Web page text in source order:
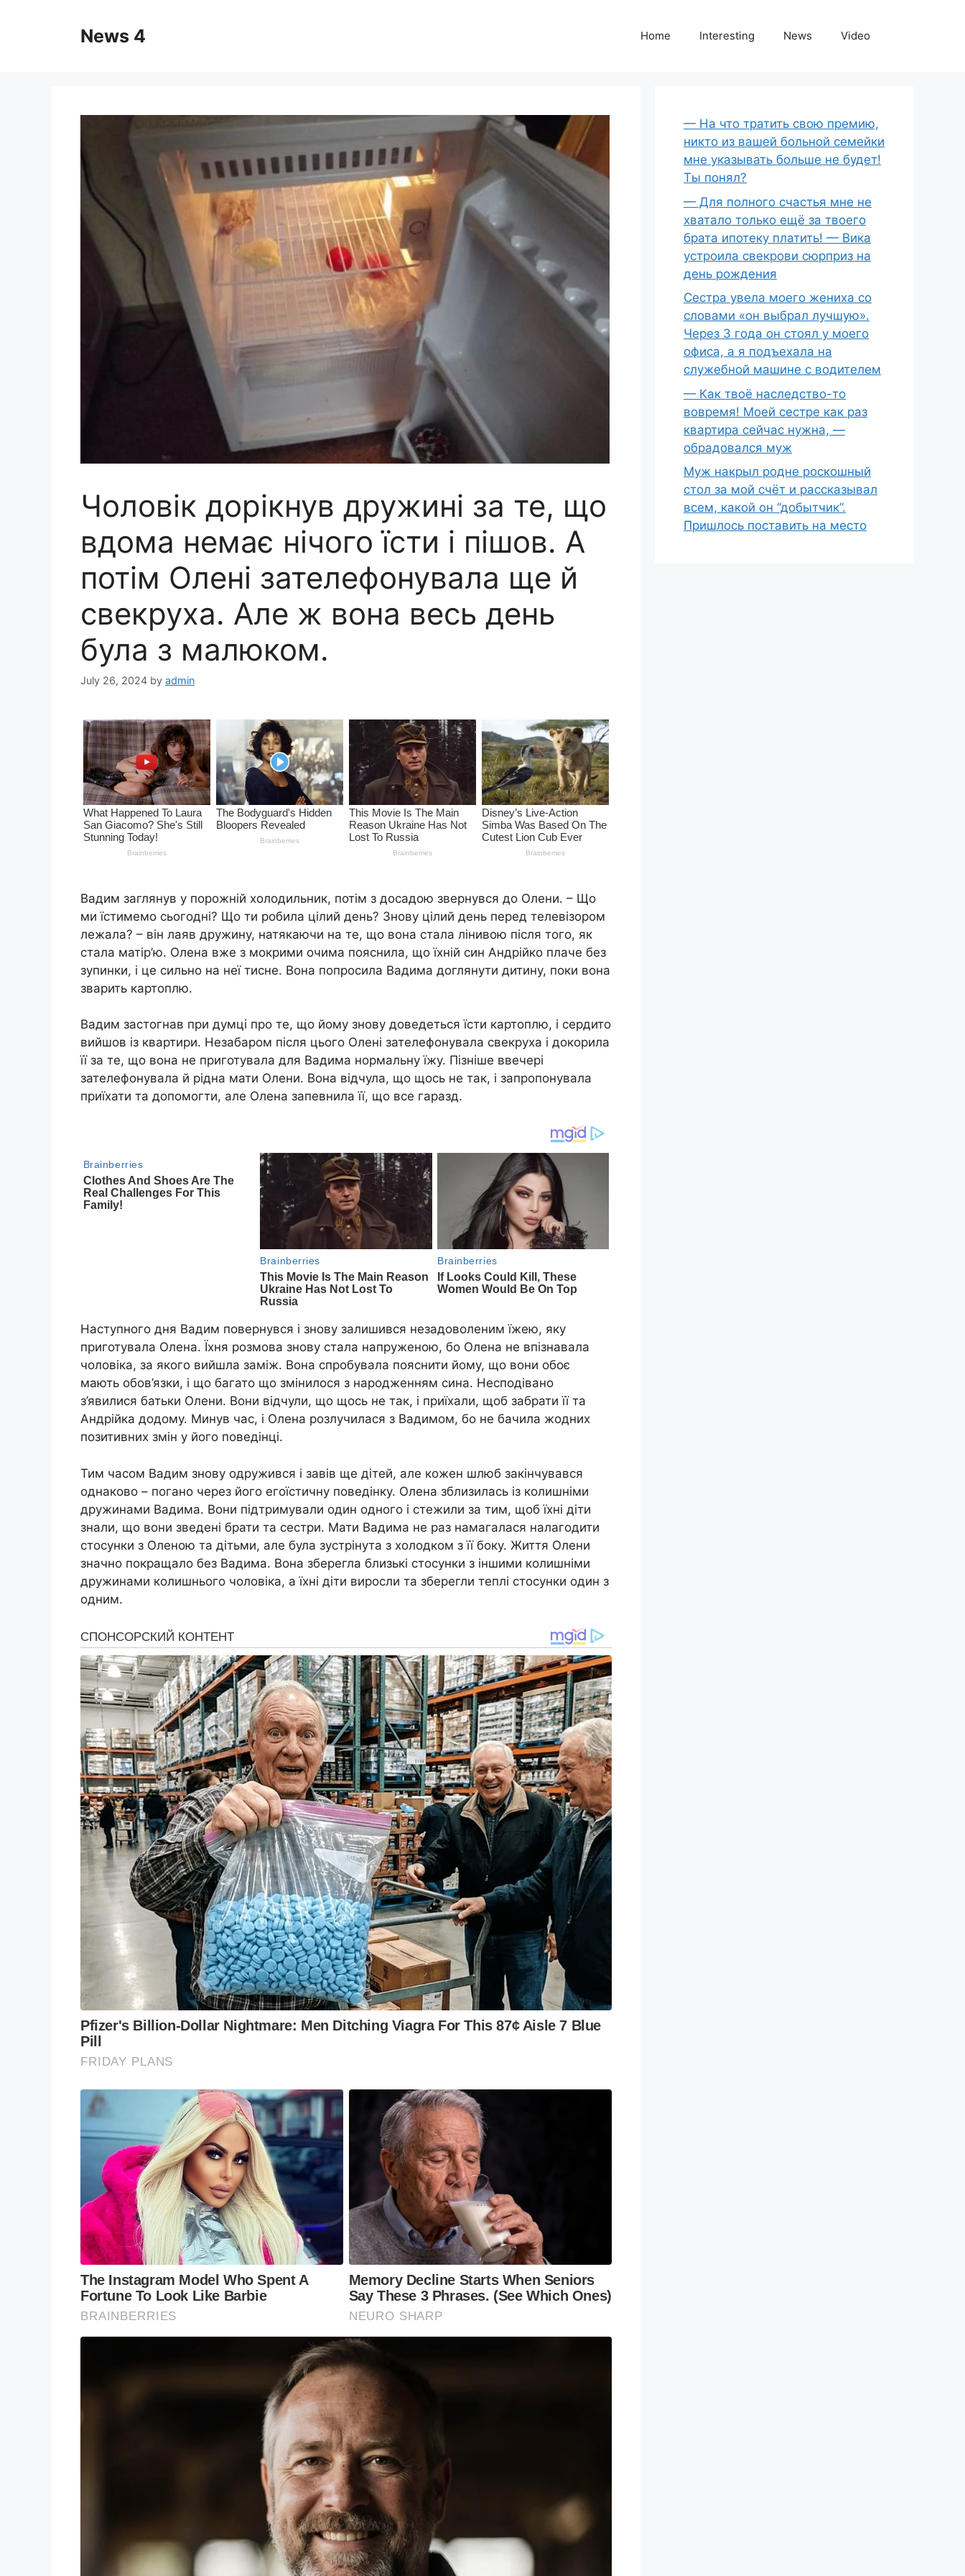
News 4 Home Interesting News Video
Чоловік дорікнув дружині за те, що
вдома немає нічого їсти і пішов. А
потім Олені зателефонувала ще й
свекруха. Але ж вона весь день
була з малюком.
July 26, 2024 by admin
Вадим заглянув у порожній холодильник, потім з досадою звернувся до Олени. – Що
ми їстимемо сьогодні? Що ти робила цілий день? Знову цілий день перед телевізором
лежала? – він лаяв дружину, натякаючи на те, що вона стала лінивою після того, як
стала матір’ю. Олена вже з мокрими очима пояснила, що їхній син Андрійко плаче без
зупинки, і це сильно на неї тисне. Вона попросила Вадима доглянути дитину, поки вона
зварить картоплю.
Вадим застогнав при думці про те, що йому знову доведеться їсти картоплю, і сердито
вийшов із квартири. Незабаром після цього Олені зателефонувала свекруха і докорила
її за те, що вона не приготувала для Вадима нормальну їжу. Пізніше ввечері
зателефонувала й рідна мати Олени. Вона відчула, що щось не так, і запропонувала
приїхати та допомогти, але Олена запевнила її, що все гаразд.
Наступного дня Вадим повернувся і знову залишився незадоволеним їжею, яку
приготувала Олена. Їхня розмова знову стала напруженою, бо Олена не впізнавала
чоловіка, за якого вийшла заміж. Вона спробувала пояснити йому, що вони обоє
мають обов’язки, і що багато що змінилося з народженням сина. Несподівано
з’явилися батьки Олени. Вони відчули, що щось не так, і приїхали, щоб забрати її та
Андрійка додому. Минув час, і Олена розлучилася з Вадимом, бо не бачила жодних
позитивних змін у його поведінці.
Тим часом Вадим знову одружився і завів ще дітей, але кожен шлюб закінчувався
однаково – погано через його егоїстичну поведінку. Олена зблизилась із колишніми
дружинами Вадима. Вони підтримували один одного і стежили за тим, щоб їхні діти
знали, що вони зведені брати та сестри. Мати Вадима не раз намагалася налагодити
стосунки з Оленою та дітьми, але була зустрінута з холодком з її боку. Життя Олени
значно покращало без Вадима. Вона зберегла близькі стосунки з іншими колишніми
дружинами колишнього чоловіка, а їхні діти виросли та зберегли теплі стосунки один з
одним.
— На что тратить свою премию,
никто из вашей больной семейки
мне указывать больше не будет!
Ты понял?
— Для полного счастья мне не
хватало только ещё за твоего
брата ипотеку платить! — Вика
устроила свекрови сюрприз на
день рождения
Сестра увела моего жениха со
словами «он выбрал лучшую».
Через 3 года он стоял у моего
офиса, а я подъехала на
служебной машине с водителем
— Как твоё наследство-то
вовремя! Моей сестре как раз
квартира сейчас нужна, —
обрадовался муж
Муж накрыл родне роскошный
стол за мой счёт и рассказывал
всем, какой он “добытчик”.
Пришлось поставить на место